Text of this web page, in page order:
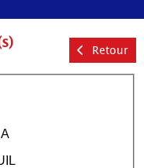
Retour